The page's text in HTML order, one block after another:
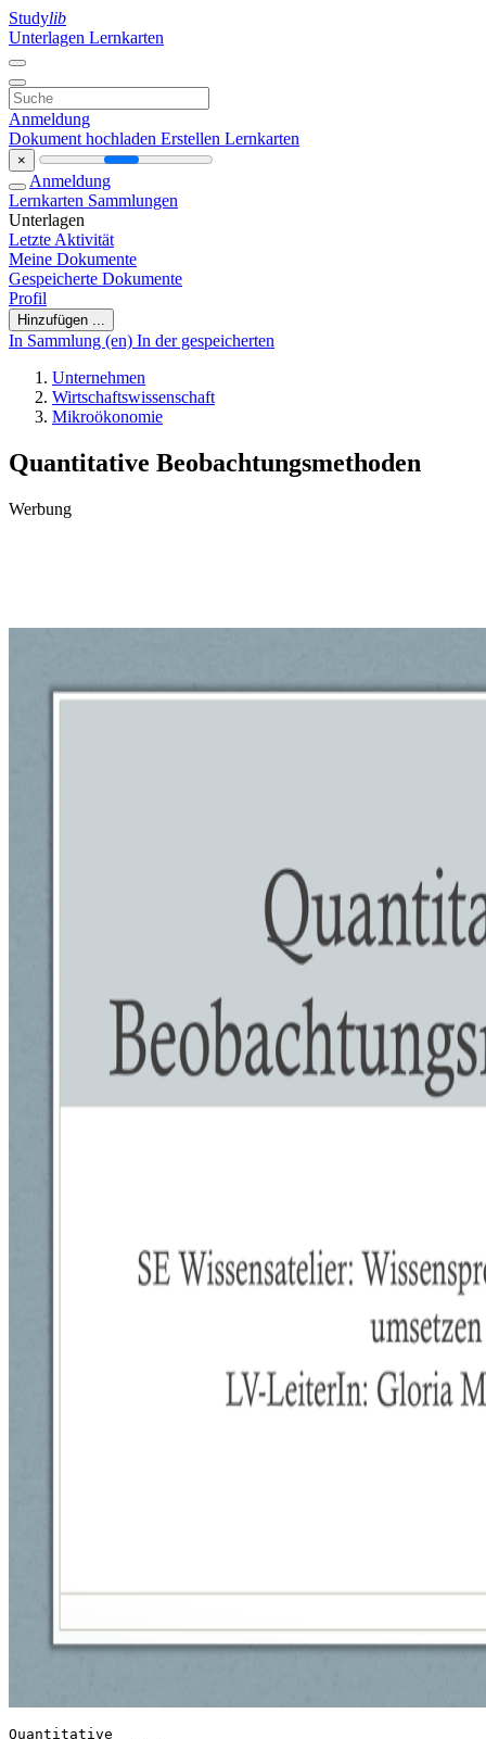
Studylib
Unterlagen Lernkarten
Anmeldung
Dokument hochladen Erstellen Lernkarten
×
Anmeldung
Lernkarten Sammlungen
Unterlagen
Letzte Aktivität
Meine Dokumente
Gespeicherte Dokumente
Profil
Hinzufügen ...
In Sammlung (en) In der gespeicherten
Unternehmen
Wirtschaftswissenschaft
Mikroökonomie
Quantitative Beobachtungsmethoden
Werbung
Quantitative